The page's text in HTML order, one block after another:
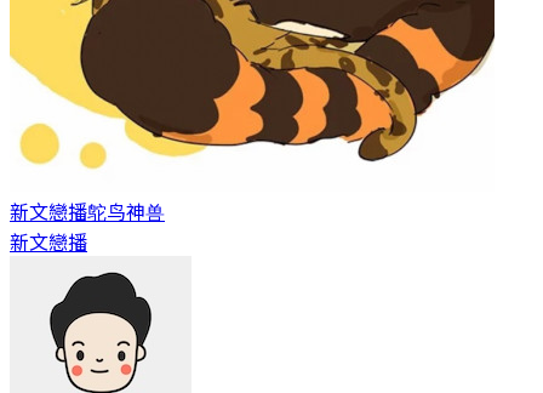
新文戀播鸵鸟神兽
新文戀播